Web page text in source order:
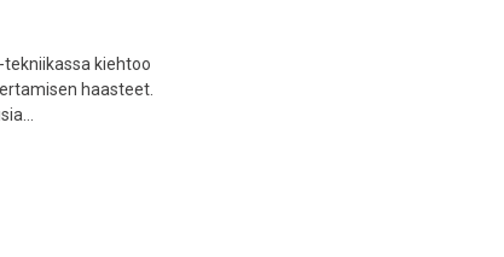
kiehtoo
haasteet.